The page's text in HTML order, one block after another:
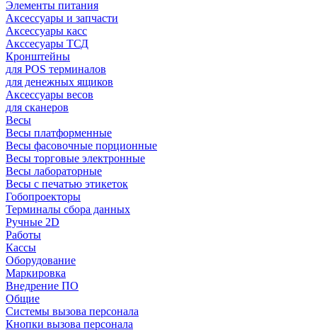
Элементы питания
Аксессуары и запчасти
Аксессуары касс
Акссесуары ТСД
Кронштейны
для POS терминалов
для денежных ящиков
Аксессуары весов
для сканеров
Весы
Весы платформенные
Весы фасовочные порционные
Весы торговые электронные
Весы лабораторные
Весы с печатью этикеток
Гобопроекторы
Терминалы сбора данных
Ручные 2D
Работы
Кассы
Оборудование
Маркировка
Внедрение ПО
Общие
Системы вызова персонала
Кнопки вызова персонала